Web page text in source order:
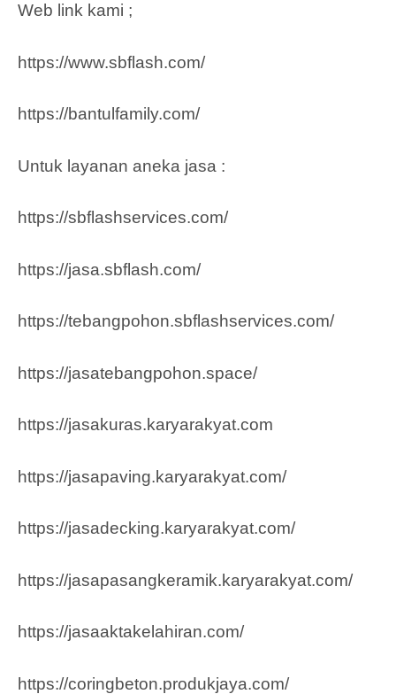
Web link kami ;
https://www.sbflash.com/
https://bantulfamily.com/
Untuk layanan aneka jasa :
https://sbflashservices.com/
https://jasa.sbflash.com/
https://tebangpohon.sbflashservices.com/
https://jasatebangpohon.space/
https://jasakuras.karyarakyat.com
https://jasapaving.karyarakyat.com/
https://jasadecking.karyarakyat.com/
https://jasapasangkeramik.karyarakyat.com/
https://jasaaktakelahiran.com/
https://coringbeton.produkjaya.com/